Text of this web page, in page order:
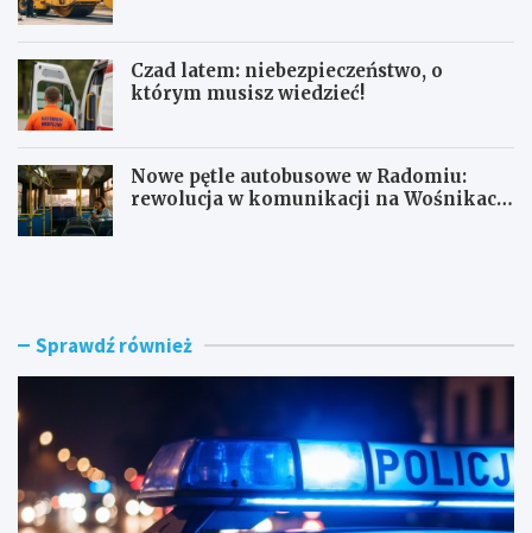
Czad latem: niebezpieczeństwo, o
którym musisz wiedzieć!
Nowe pętle autobusowe w Radomiu:
rewolucja w komunikacji na Wośnikach,
O
t
s
k
z
a
N
r
a
w
n
ę
Sprawdź również